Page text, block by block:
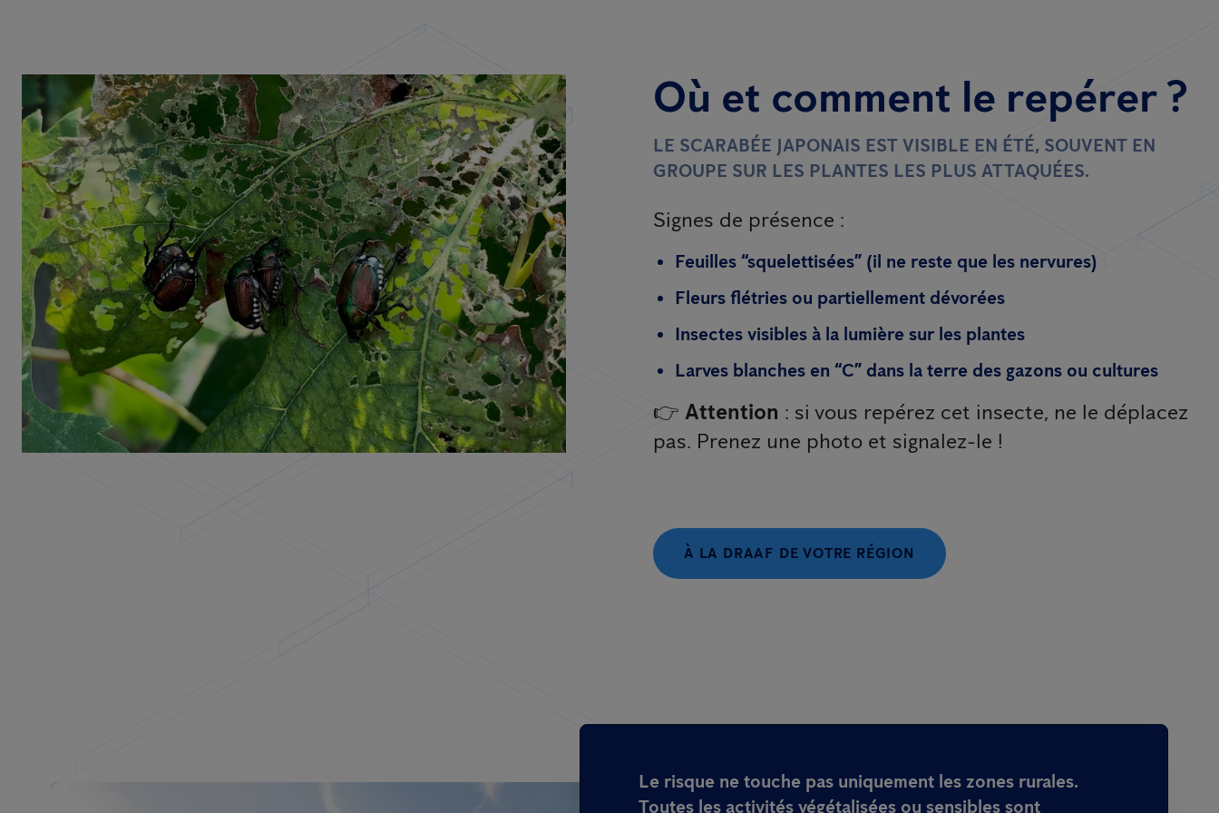
Où et comment le repérer ?
LE SCARABÉE JAPONAIS EST VISIBLE EN ÉTÉ, SOUVENT EN
GROUPE SUR LES PLANTES LES PLUS ATTAQUÉES.
Signes de présence :
Feuilles “squelettisées” (il ne reste que les nervures)
Fleurs flétries ou partiellement dévorées
Insectes visibles à la lumière sur les plantes
Larves blanches en “C” dans la terre des gazons ou cultures
👉 Attention : si vous repérez cet insecte, ne le déplacez
pas. Prenez une photo et signalez-le !
À LA DRAAF DE VOTRE RÉGION
Le risque ne touche pas uniquement les zones rurales.
Toutes les activités végétalisées ou sensibles sont